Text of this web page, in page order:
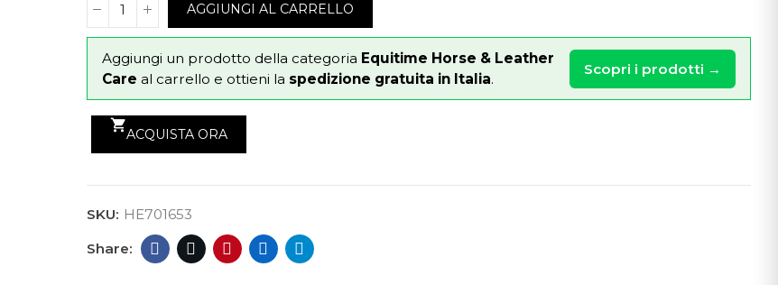
AGGIUNGI AL CARRELLO
Aggiungi un prodotto della categoria Equitime Horse & Leather
Care al carrello e ottieni la spedizione gratuita in Italia.
Scopri i prodotti →
shopping_cart
ACQUISTA ORA
SKU: HE701653